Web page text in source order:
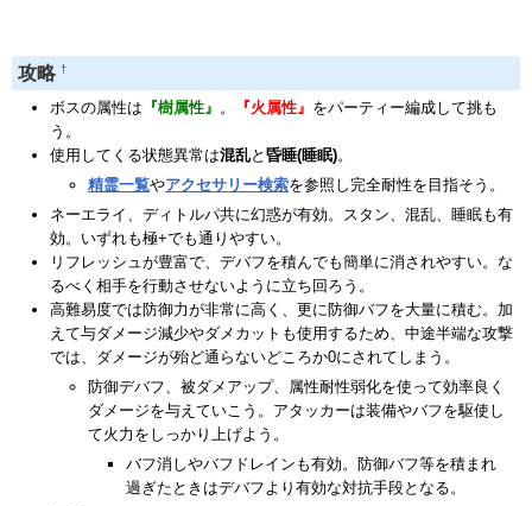
攻略 †
ボスの属性は 『樹属性』 。 『火属性』 をパーティー編成して挑も
う。
使用してくる状態異常は混乱と 昏睡(睡眠)。
精霊一覧やアクセサリー検索を参照し完全耐性を目指そう。
ネーエライ、ディトルパ共に幻惑が有効。スタン、混乱、睡眠も有
効。いずれも極+でも通りやすい。
リフレッシュが豊富で、デバフを積んでも簡単に消されやすい。な
るべく相手を行動させないように立ち回ろう。
高難易度では防御力が非常に高く、更に防御バフを大量に積む。加
えて与ダメージ減少やダメカットも使用するため、中途半端な攻撃
では、ダメージが殆ど通らないどころか0にされてしまう。
防御デバフ、被ダメアップ、属性耐性弱化を使って効率良く
ダメージを与えていこう。アタッカーは装備やバフを駆使し
て火力をしっかり上げよう。
バフ消しやバフドレインも有効。防御バフ等を積まれ
過ぎたときはデバフより有効な対抗手段となる。